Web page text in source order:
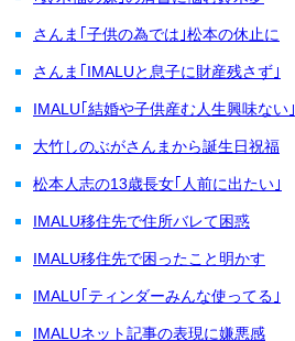
さんま｢子供の為では｣松本の休止に
さんま｢IMALUと息子に財産残さず｣
IMALU｢結婚や子供産む人生興味ない｣
大竹しのぶがさんまから誕生日祝福
松本人志の13歳長女｢人前に出たい｣
IMALU移住先で住所バレて困惑
IMALU移住先で困ったこと明かす
IMALU｢ティンダーみんな使ってる｣
IMALUネット記事の表現に嫌悪感